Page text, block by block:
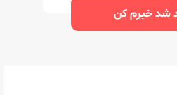
شد خبرم کن